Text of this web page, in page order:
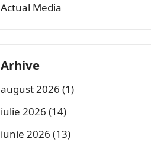
Actual Media
Arhive
august 2026 (1)
iulie 2026 (14)
iunie 2026 (13)